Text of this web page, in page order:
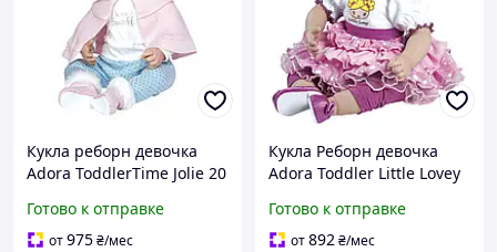
Кукла реборн девочка
Adora ToddlerTime Jolie 20
(B01AZAKWM0)
Готово к отправке
от975₴/мес
Кукла Реборн девочка
Adora Toddler Little Lovey
см. (20016012)
Готово к отправке
от892₴/мес